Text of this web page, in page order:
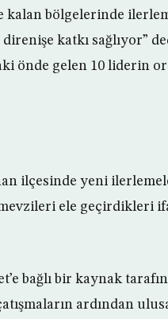
kalan bölgelerinde
katkı sağlıyor”
önde gelen 10 liderin
ilçesinde yeni
ele geçirdikleri
bağlı bir kaynak
ardından